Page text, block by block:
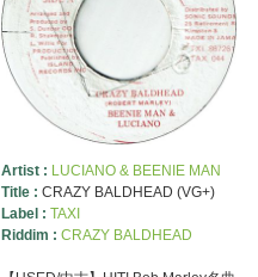
Artist : LUCIANO & BEENIE MAN
Title : CRAZY BALDHEAD (VG+)
Label : TAXI
Riddim : CRAZY BALDHEAD